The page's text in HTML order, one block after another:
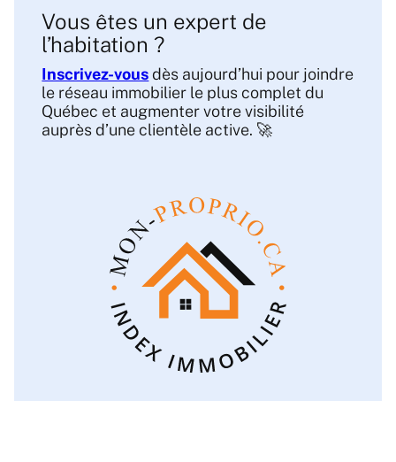
Vous êtes un expert de
l’habitation ?
Inscrivez-vousdès aujourd’hui pour joindre
le réseau immobilier le plus complet du
Québec et augmenter votre visibilité
auprès d’une clientèle active. 🚀